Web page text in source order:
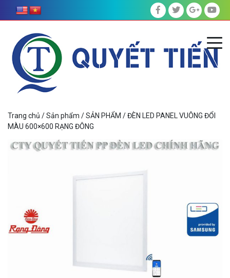
Trang chủ /Sản phẩm /SẢN PHẨM / ĐÈN LED PANEL VUÔNG ĐỔI
MÀU 600×600 RẠNG ĐÔNG